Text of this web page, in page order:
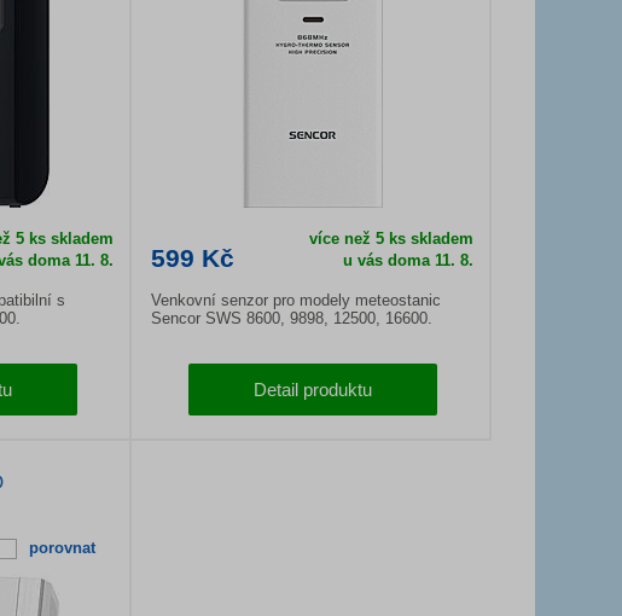
5 ks skladem
doma11. 8.
s
599 Kč
více než 5 ks skladem
u vás doma 11. 8.
Venkovní senzor pro modely meteostanic
Sencor SWS 8600, 9898, 12500, 16600.
Detail produktu
porovnat